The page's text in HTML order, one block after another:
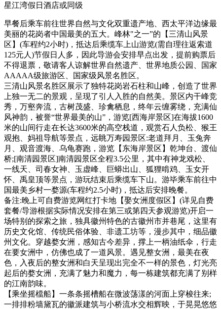
星江湾假日酒店或同级
早餐后乘车前往世界自然与文化双重遗产地、西太平洋边缘最
美丽的花岗者中国最美的五大。峰林"之一”的【三清山风景
区】(车程约2小时)，抵达后乘缆车上山游览(需自理往返索道
125元人)节假日人多，因此导游会安排早点出发，提前购票后
不得退票，敬请客人谅解世界自然遗产、世界地质公园、国家
AAAAA级旅游区、国家级风景名胜区。
三清山风景名胜区展示了独特花岗岩石柱和山峰，创造了世界
上独一无二的景观，呈现了引人入胜的自然美。景区内干峰竞
秀，万壑奔流，古树茂盛、珍禽栖息，终年云缠雾绕，充满仙
风神韵，被誉“世界最美的山”，游览[西海岸景区]在海拔1600
米的山间行走在长达3600米的高空栈道，观赏石人负松、猴王
观抱、妈祖导航等景点，远眺万寿园景区:老道拜月、玉兔奔
月、观音渡海、乌龟赛跑，游览【东海岸景区】乾坤台、渡仙
桥;[南清园景区]南清园景区全程3.5公里，其中有神龙戏松、
一线天、司春女神、玉虚峰、巨蟒出山、狐狸啃鸡、玉女开
怀、禹皇顶等景点，游玩结束后乘缆车下山。游毕乘车前往中
国最美乡村一婺源(车程约2.5小时)，抵达后安排晚餐。
备注:晚上可自费游览网红打卡地【娶女洲度假区】(详见自费
套餐/导游根据实际情况安排在第三或第四天参观游览)开启一
场特别的探索之旅，独具徽州特色的古徽州市并巷尾，这里有
历史文化馆、传统民俗体验、非遗工坊等，漫步其中，细品徽
州文化。穿越婺女洲，感知古今差异，撑上一柄油纸伞，行走
在要女洲中，仿佛也成了一道风景。遇见整女洲，最美在夜
色，入夜后的整女洲和白天呈现出完全不一样的景色，灯光亮
起后的婺女洲，充满了魅力和魔力，每一栋建筑都充满了别样
的江南韵味。
【乘坐摇檔船】一条条摇槽船在微波荡漾的河面上穿梭往来;
一排排粉墙黛瓦的徽派建筑与小桥流水交相辉映，于晃晃悠悠